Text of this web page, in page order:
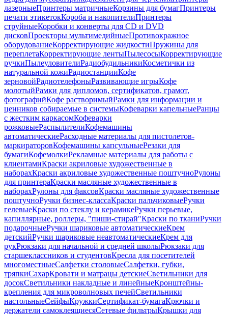
лазерныеПринтеры матричныеКорзины для бумагПринтеры
печати этикетокКороба и накопителиПринтеры
струйныеКоробки и конверты для CD и DVD
дисковПроекторы мультимедийныеПротивокражное
оборудованиеКорректирующие жидкостиПружины для
переплетаКорректирующие лентыПылесосыКорректирующие
ручкиПылеуловителиРадиобудильникиКосметички из
натуральной кожиРадиостанцииКофе
зерновойРадиотелефоныРазвивающие игрыКофе
молотыйРамки для дипломов, сертификатов, грамот,
фотографийКофе растворимыйРамки для информации и
ценников собираемые в системыКофеварки капельныеРанцы
с жестким каркасомКофеварки
рожковыеРаспылителиКофемашины
автоматическиеРасходные материалы для пистолетов-
маркираторовКофемашины капсульныеРезаки для
бумагиКофемолкиРекламные материалы для работы с
клиентамиКраски акриловые художественные в
наборахКраски акриловые художественные поштучноРулоны
для принтераКраски масляные художественные в
наборахРулоны для факсовКраски масляные художественные
поштучноРучки бизнес-классаКраски пальчиковыеРучки
гелевыеКраски по стеклу и керамикеРучки перьевые,
капиллярные, роллеры, "пиши-стирай"Краски по тканиРучки
подарочныеРучки шариковые автоматическиеКрем
детскийРучки шариковые неавтоматическиеКрем для
рукРюкзаки для начальной и средней школыРюкзаки для
старшеклассников и студентовКресла для посетителей
многоместныеСалфетки столовыеСалфетки, губки,
тряпкиСахарКровати и матрацы детскиеСветильники для
досокСветильники накладные и линейныеКронштейны-
крепления для микроволновых печейСветильники
настольныеСейфыКружкиСертификат-бумагаКрючки и
держатели самоклеящиесяСетевые фильтрыКрышки для